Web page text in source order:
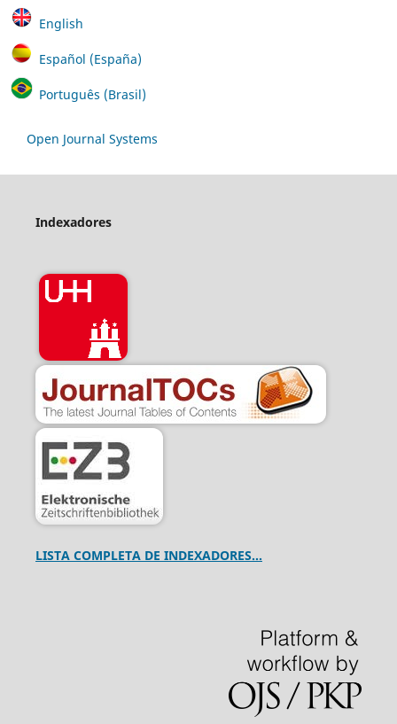
English
Español (España)
Português (Brasil)
Open Journal Systems
Indexadores
LISTA COMPLETA DE INDEXADORES...